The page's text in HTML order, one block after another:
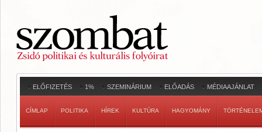
ELŐFIZETÉS 1% SZEMINÁRIUM ELŐADÁS MÉDIAAJÁNLAT
CÍMLAP POLITIKA HÍREK KULTÚRA HAGYOMÁNY